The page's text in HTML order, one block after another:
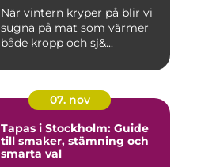
När vintern kryper på blir vi
sugna på mat som värmer
både kropp och sj&...
07. nov
Tapas i Stockholm: Guide
till smaker, stämning och
smarta val